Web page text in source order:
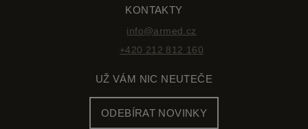
KONTAKTY
info@armed.cz
+420 212 812 160
UŽ VÁM NIC NEUTEČE
ODEBÍRAT NOVINKY